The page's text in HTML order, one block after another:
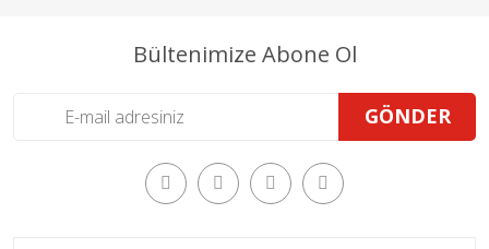
Bültenimize Abone Ol
GÖNDER